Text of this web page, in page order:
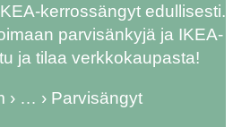
kerrossängyt edullisesti.
parvisänkyjä ja IKEA-
ja tilaa verkkokaupasta!
› … › Parvisängyt